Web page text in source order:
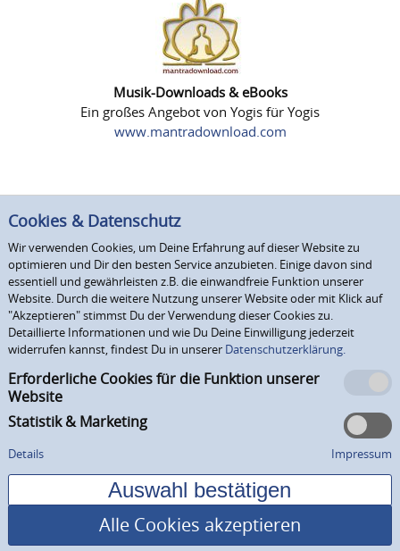
Musik-Downloads & eBooks
Ein großes Angebot von Yogis für Yogis
www.mantradownload.com
Cookies & Datenschutz
Wir verwenden Cookies, um Deine Erfahrung auf dieser Website zu
optimieren und Dir den besten Service anzubieten. Einige davon sind
essentiell und gewährleisten z.B. die einwandfreie Funktion unserer
Website. Durch die weitere Nutzung unserer Website oder mit Klick auf
"Akzeptieren" stimmst Du der Verwendung dieser Cookies zu.
Detaillierte Informationen und wie Du Deine Einwilligung jederzeit
widerrufen kannst, findest Du in unserer Datenschutzerklärung.
Erforderliche Cookies für die Funktion unserer
Website
Statistik & Marketing
Details Impressum
Alle Cookies akzeptieren